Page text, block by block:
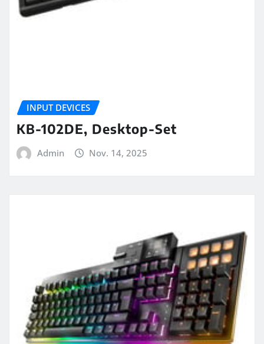
INPUT DEVICES
KB-102DE, Desktop-Set
Admin Nov. 14, 2025